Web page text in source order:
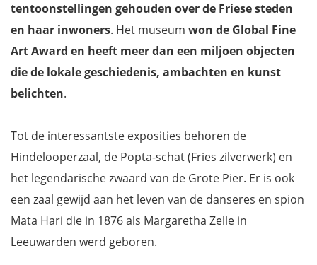
tentoonstellingen gehouden over de Friese steden
en haar inwoners. Het museum won de Global Fine
Art Award en heeft meer dan een miljoen objecten
die de lokale geschiedenis, ambachten en kunst
belichten.
Tot de interessantste exposities behoren de
Hindelooperzaal, de Popta-schat (Fries zilverwerk) en
het legendarische zwaard van de Grote Pier. Er is ook
een zaal gewijd aan het leven van de danseres en spion
Mata Hari die in 1876 als Margaretha Zelle in
Leeuwarden werd geboren.